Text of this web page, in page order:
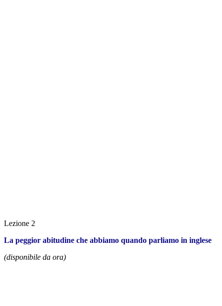
Lezione 2
La peggior abitudine che abbiamo quando parliamo in inglese
(disponibile da ora)